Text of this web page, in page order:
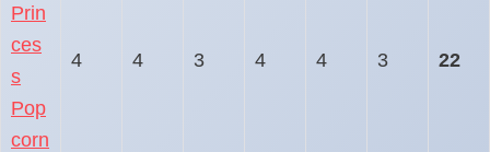
Prin
ces
s
Pop
corn
4 4 3 4 4 3 22